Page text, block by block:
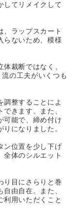
してリメイクして
、ラップスカート
らないため、模様
裁断ではなく、
の工夫がいくつも
調整することによ
きます。また、
可能で、締め付け
になりました。
ン位置を少し下げ
全体のシルエット
り目にさらりと巻
由自在。また、
利用いただくこと